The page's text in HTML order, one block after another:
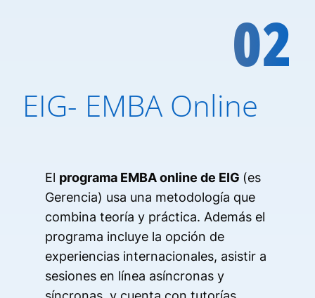
02
EIG- EMBA Online
El programa EMBA online de EIG (es
Gerencia) usa una metodología que
combina teoría y práctica. Además el
programa incluye la opción de
experiencias internacionales, asistir a
sesiones en línea asíncronas y